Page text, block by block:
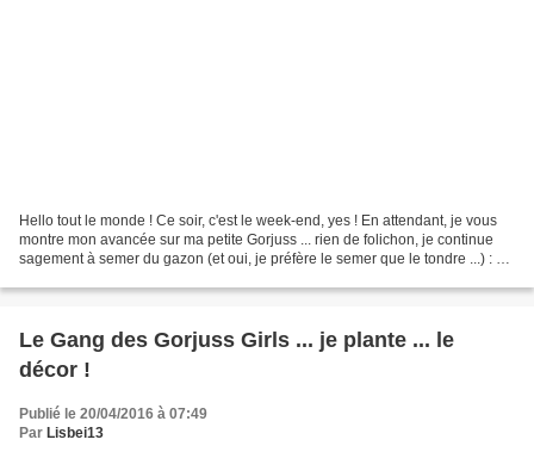
Hello tout le monde ! Ce soir, c'est le week-end, yes ! En attendant, je vous
montre mon avancée sur ma petite Gorjuss ... rien de folichon, je continue
sagement à semer du gazon (et oui, je préfère le semer que le tondre ...) : Au
Le Gang des Gorjuss Girls ... je plante ... le
décor !
Publié le 20/04/2016 à 07:49
Par Lisbei13